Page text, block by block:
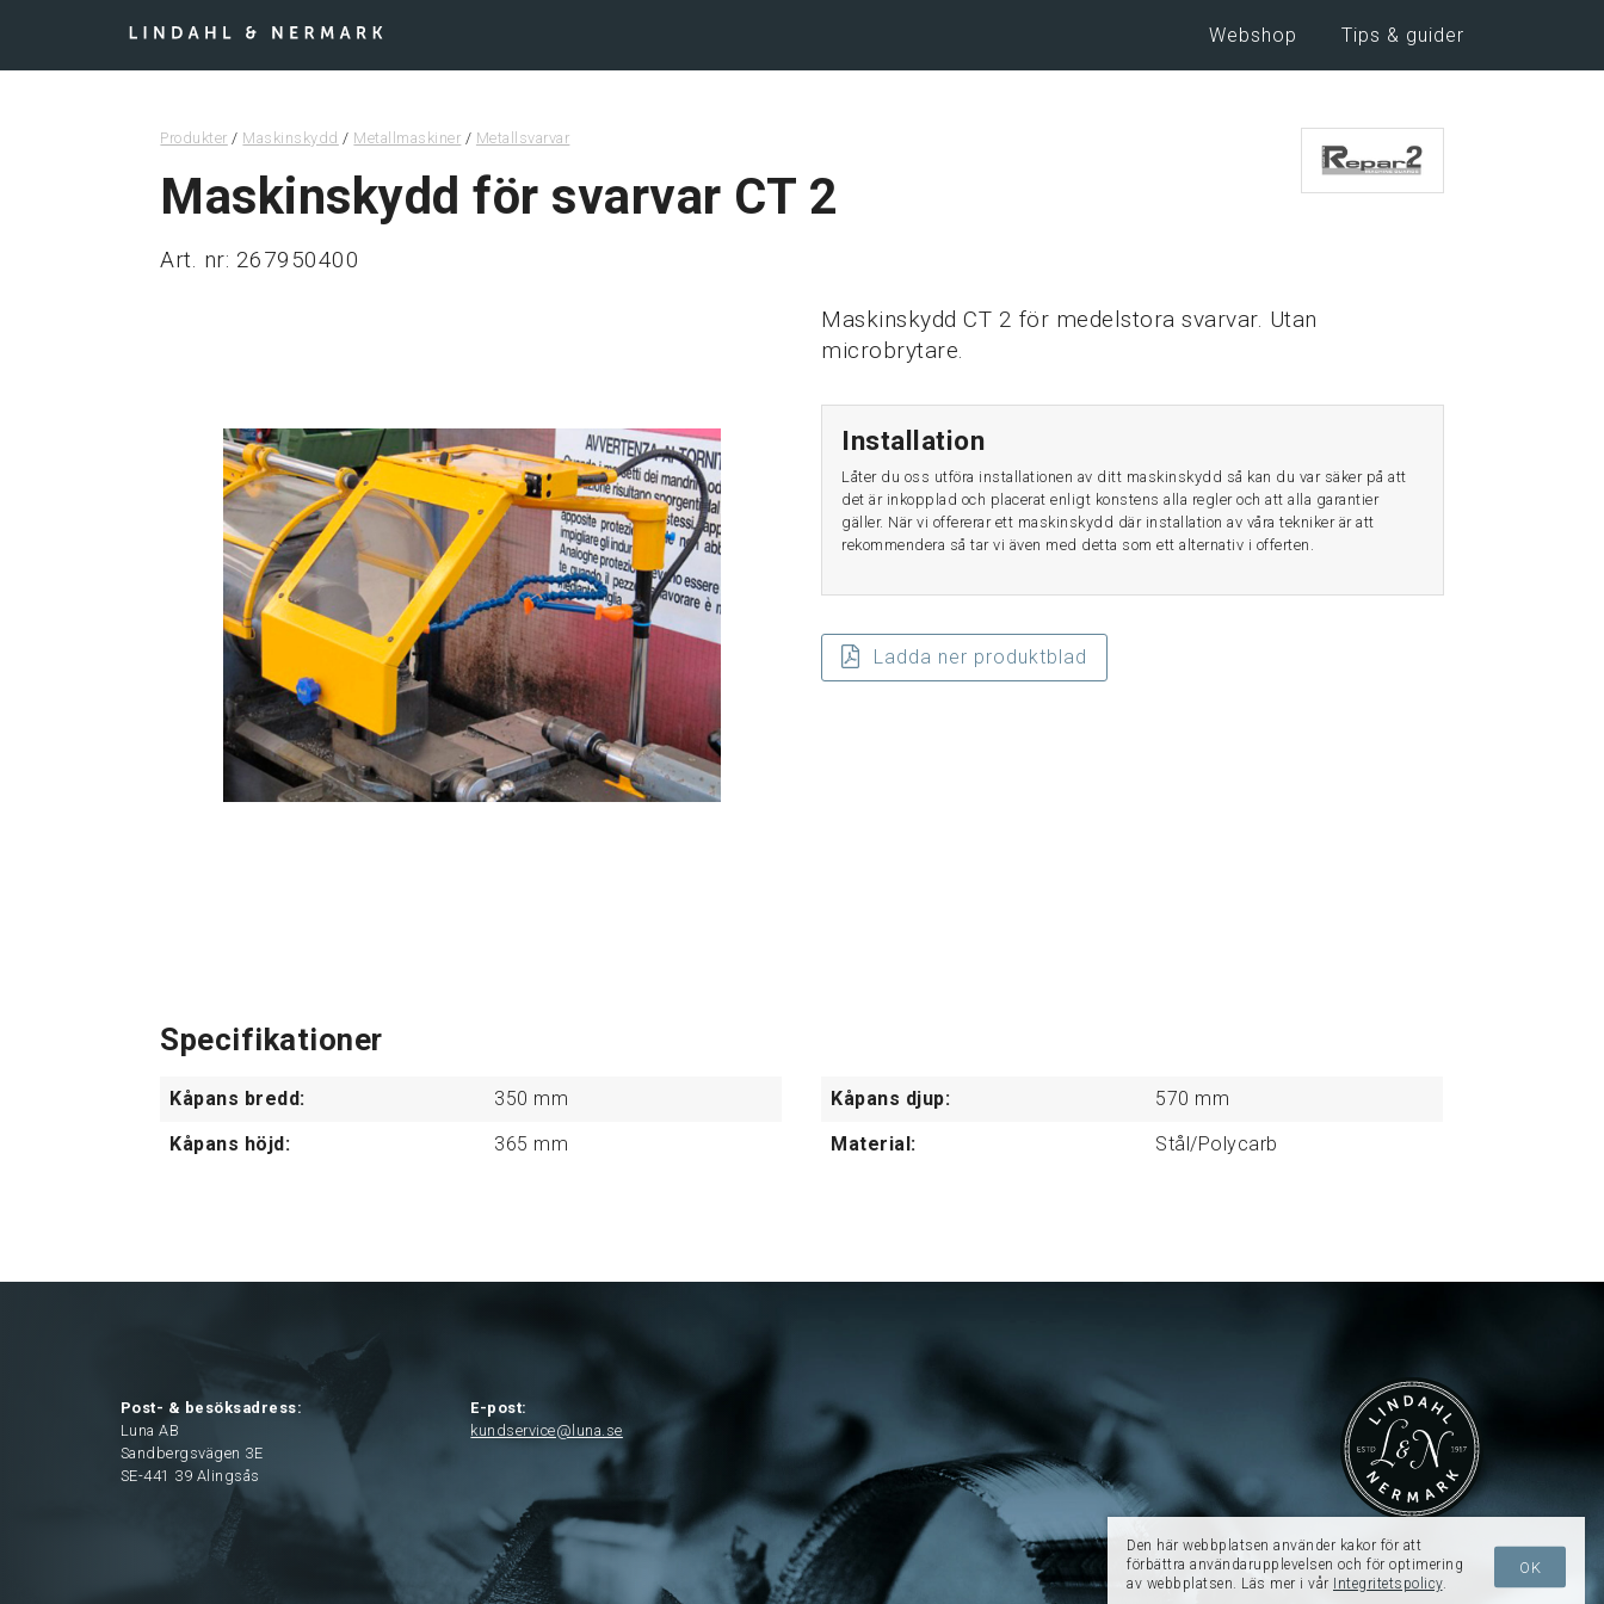
Webshop Tips & guider
Produkter / Maskinskydd / Metallmaskiner / Metallsvarvar
Maskinskydd för svarvar CT 2
Art. nr: 267950400
Maskinskydd CT 2 för medelstora svarvar. Utan
microbrytare.
Installation
Låter du oss utföra installationen av ditt maskinskydd så kan du var säker på att
det är inkopplad och placerat enligt konstens alla regler och att alla garantier
gäller. När vi offererar ett maskinskydd där installation av våra tekniker är att
rekommendera så tar vi även med detta som ett alternativ i offerten.
Ladda ner produktblad
Specifikationer
Kåpans bredd: 350 mm
Kåpans höjd:
365 mm
Kåpans djup: 570 mm
Material:
Stål/Polycarb
Post- & besöksadress:
Luna AB
Sandbergsvägen 3E
SE-441 39 Alingsås
E-post:
kundservice@luna.se
Den här webbplatsen använder kakor för att
förbättra användarupplevelsen och för optimering
av webbplatsen. Läs mer i vår
Integritetspolicy.
OK